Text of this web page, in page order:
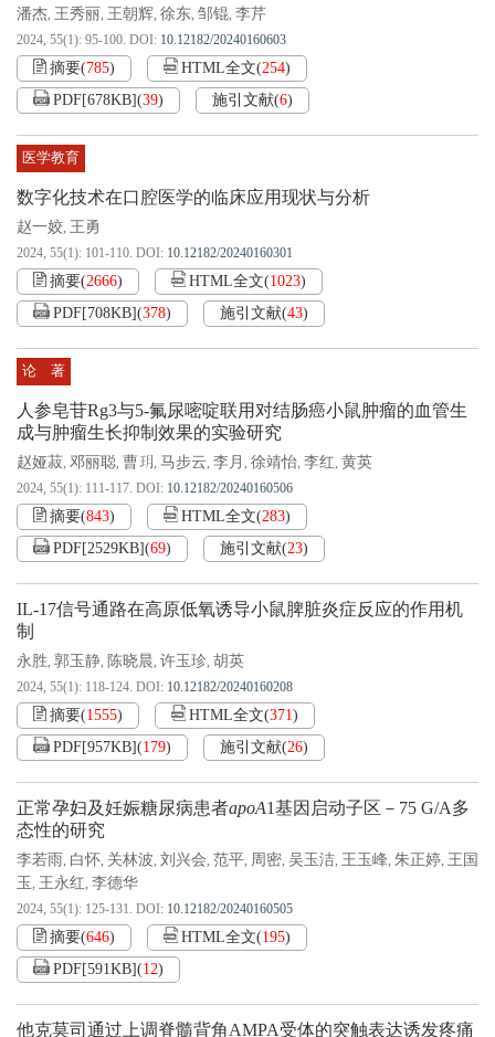
潘杰, 王秀丽, 王朝辉, 徐东, 邹锟, 李芹
2024, 55(1): 95-100. DOI: 10.12182/20240160603
摘要(785) HTML全文(254)
PDF[678KB](39) 施引文献(6)
医学教育
数字化技术在口腔医学的临床应用现状与分析
赵一姣, 王勇
2024, 55(1): 101-110. DOI: 10.12182/20240160301
摘要(2666) HTML全文(1023)
PDF[708KB](378) 施引文献(43)
论 著
人参皂苷Rg3与5-氟尿嘧啶联用对结肠癌小鼠肿瘤的血管生
成与肿瘤生长抑制效果的实验研究
赵娅菽, 邓丽聪, 曹玥, 马步云, 李月 , 徐靖怡, 李红, 黄英
2024, 55(1): 111-117. DOI: 10.12182/20240160506
摘要(843) HTML全文(283)
PDF[2529KB](69) 施引文献(23)
IL-17信号通路在高原低氧诱导小鼠脾脏炎症反应的作用机
制
永胜, 郭玉静, 陈晓晨, 许玉珍, 胡英
2024, 55(1): 118-124. DOI: 10.12182/20240160208
摘要(1555) HTML全文(371)
PDF[957KB](179) 施引文献(26)
正常孕妇及妊娠糖尿病患者apoA1基因启动子区－75 G/A多
态性的研究
李若雨, 白怀, 关林波, 刘兴会, 范平, 周密, 吴玉洁, 王玉峰, 朱正婷, 王国
玉, 王永红, 李德华
2024, 55(1): 125-131. DOI: 10.12182/20240160505
摘要(646) HTML全文(195)
PDF[591KB](12)
他克莫司通过上调脊髓背角AMPA受体的突触表达诱发疼痛